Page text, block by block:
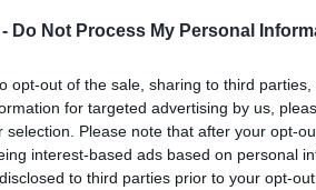
Do Not Process My Personal
opt-out of the sale, sharing to third
for targeted advertising by us,
selection. Please note that after your opt-
interest-based ads based on personal
to third parties prior to your opt-
me daje v položaj, ko se
ali pa je naslednji
odgovore, vseeno pa
Menim pa tudi, da je vsaka
Mestna občina Velenje je